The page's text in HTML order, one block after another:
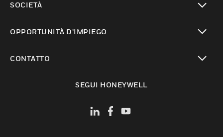
SOCIETÀ
OPPORTUNITÀ D’IMPIEGO
CONTATTO
SEGUI HONEYWELL